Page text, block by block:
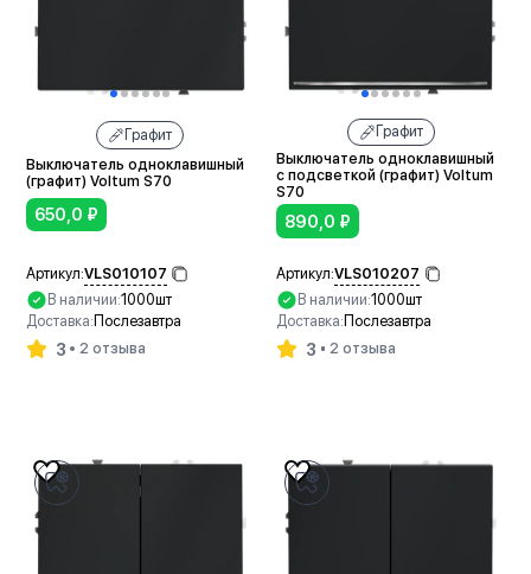
Графит
Выключатель одноклавишный
(графит) Voltum S70
650,0 ₽
Артикул:VLS010107
В наличии:1000шт
Доставка: Послезавтра
3 2 отзыва
Графит
Выключатель одноклавишный
с подсветкой (графит) Voltum
S70
890,0 ₽
Артикул:VLS010207
В наличии:1000шт
Доставка: Послезавтра
3 2 отзыва